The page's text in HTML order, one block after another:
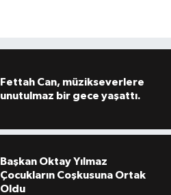
Fettah Can, müzikseverlere
unutulmaz bir gece yaşattı.
Başkan Oktay Yılmaz
Çocukların Coşkusuna Ortak
Oldu